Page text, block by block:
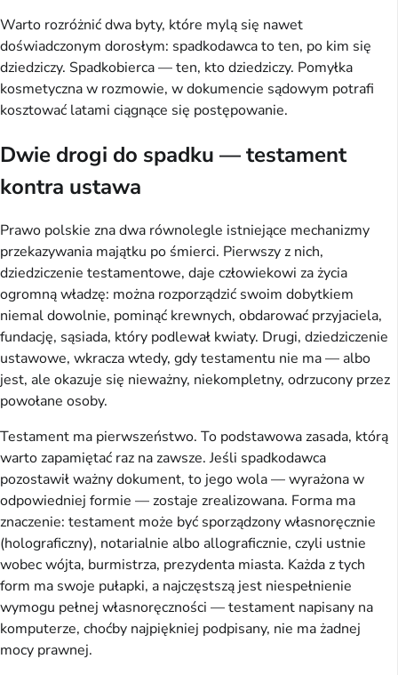
Warto rozróżnić dwa byty, które mylą się nawet
doświadczonym dorosłym: spadkodawca to ten, po kim się
dziedziczy. Spadkobierca — ten, kto dziedziczy. Pomyłka
kosmetyczna w rozmowie, w dokumencie sądowym potrafi
kosztować latami ciągnące się postępowanie.
Dwie drogi do spadku — testament
kontra ustawa
Prawo polskie zna dwa równolegle istniejące mechanizmy
przekazywania majątku po śmierci. Pierwszy z nich,
dziedziczenie testamentowe, daje człowiekowi za życia
ogromną władzę: można rozporządzić swoim dobytkiem
niemal dowolnie, pominąć krewnych, obdarować przyjaciela,
fundację, sąsiada, który podlewał kwiaty. Drugi, dziedziczenie
ustawowe, wkracza wtedy, gdy testamentu nie ma — albo
jest, ale okazuje się nieważny, niekompletny, odrzucony przez
powołane osoby.
Testament ma pierwszeństwo. To podstawowa zasada, którą
warto zapamiętać raz na zawsze. Jeśli spadkodawca
pozostawił ważny dokument, to jego wola — wyrażona w
odpowiedniej formie — zostaje zrealizowana. Forma ma
znaczenie: testament może być sporządzony własnoręcznie
(holograficzny), notarialnie albo allograficznie, czyli ustnie
wobec wójta, burmistrza, prezydenta miasta. Każda z tych
form ma swoje pułapki, a najczęstszą jest niespełnienie
wymogu pełnej własnoręczności — testament napisany na
komputerze, choćby najpiękniej podpisany, nie ma żadnej
mocy prawnej.